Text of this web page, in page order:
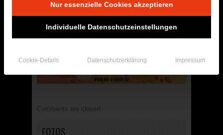
Comments are closed.
FOTOS
Nur essenzielle Cookies akzeptieren
Individuelle Datenschutzeinstellungen
Cookie-Details Datenschutzerklärung Impressum